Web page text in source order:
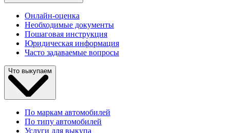
Онлайн-оценка
Необходимые документы
Пошаговая инструкция
Юридическая информация
Часто задаваемые вопросы
Что выкупаем
По маркам автомобилей
По типу автомобилей
Услуги для выкупа